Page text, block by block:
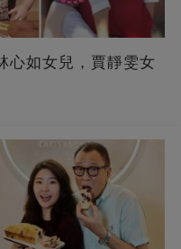
心如女兒，賈靜雯女